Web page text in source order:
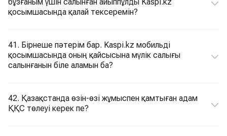
қосымшасында қалай тексеремін?
41. Бірнеше пәтерім бар. Kaspi.kz мобильді
қосымшасында оның қайсысына мүлік салығы
салынғанын біле аламын ба?
42. Қазақстанда өзін-өзі жұмыспен қамтыған адам
ҚҚС төлеуі керек пе?